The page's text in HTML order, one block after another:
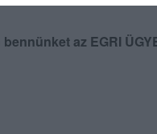
az EGRI